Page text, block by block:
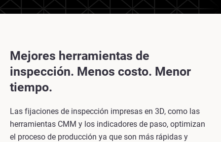
Mejores herramientas de
inspección. Menos costo. Menor
tiempo.
Las fijaciones de inspección impresas en 3D, como las
herramientas CMM y los indicadores de paso, optimizan
el proceso de producción ya que son más rápidas y